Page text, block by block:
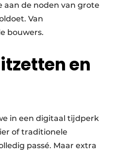
aan de noden van grote
Van
bouwers.
en
in een digitaal tijdperk
of traditionele
passé. Maar extra